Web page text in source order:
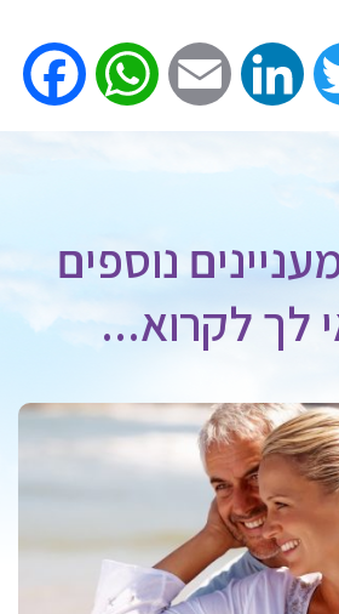
Twitter
LinkedIn
Email
WhatsApp
נוספים
לך לקרוא...